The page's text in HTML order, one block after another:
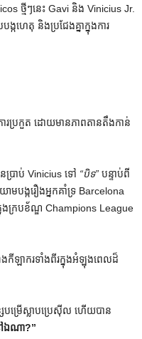
ថ្មីៗនេះ Gavi និង Vinicius Jr.
កហេតុ និងប្រជែងគ្នាក្នុងការ
ារ​ប្រកួត ដោយ​មាន​ភាព​តាន​តឹង​កាន់​
ប្រាប់ Vinicius ទៅ “បិទ” បន្ទាប់ពី
ាមបង្ករឿងអ្នកគាំទ្រ Barcelona
ងក្របខ័ណ្ឌ Champions League
វាងកីឡាករទាំងពីរក្នុងអំឡុងពេលដ៏
ម្រើស្លាបប្រេស៊ីល ហើយបាន
ឯណា?”